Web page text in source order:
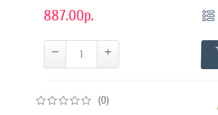
887.00р.
(0)